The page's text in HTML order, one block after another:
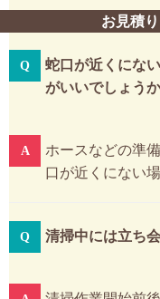
お見積
蛇口が近くにな
がいいでしょう
ホースなどの準
口が近くにない
清掃中には立ち